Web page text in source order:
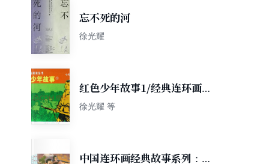
忘不死的河
徐光耀
红色少年故事1/经典连环画阅
读丛书
徐光耀 等
中国连环画经典故事系列：红